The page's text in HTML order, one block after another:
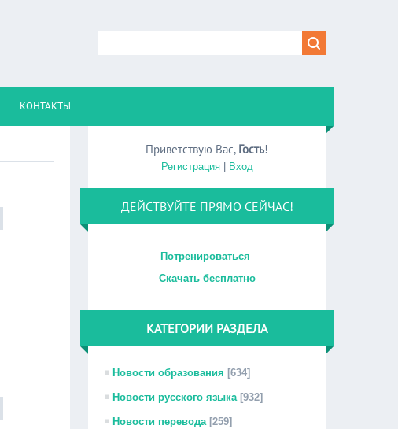
КОНТАКТЫ
Приветствую Вас, Гость!
Регистрация| Вход
ДЕЙСТВУЙТЕ ПРЯМО СЕЙЧАС!
Потренироваться
Скачать бесплатно
КАТЕГОРИИ РАЗДЕЛА
Новости образования [634]
Новости русского языка [932]
Новости перевода [259]